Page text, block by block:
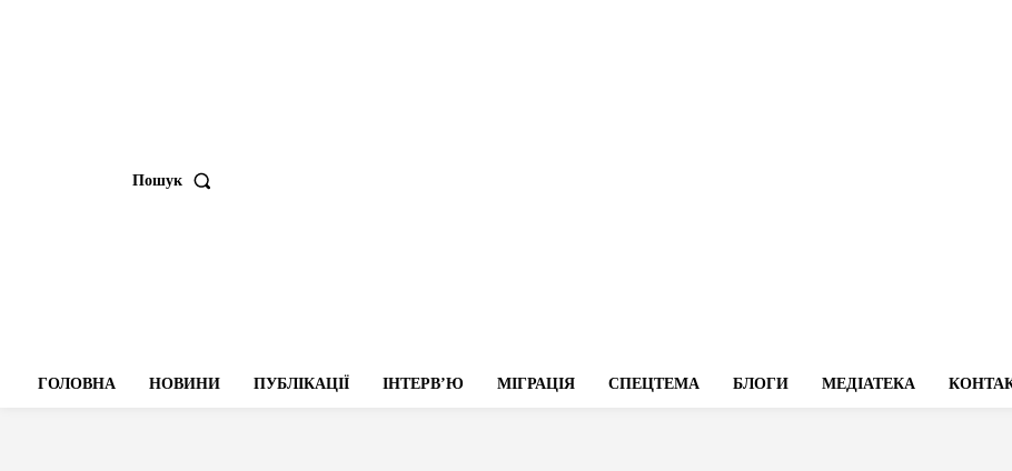
Пошук
ГОЛОВНА НОВИНИ ПУБЛІКАЦІЇ ІНТЕРВʼЮ МІГРАЦІЯ СПЕЦТЕМА БЛОГИ МЕДІАТЕКА